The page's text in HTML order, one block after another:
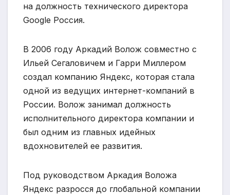
на должность технического директора
Google Россия.
В 2006 году Аркадий Волож совместно с
Ильей Сегаловичем и Гарри Миллером
создал компанию Яндекс, которая стала
одной из ведущих интернет-компаний в
России. Волож занимал должность
исполнительного директора компании и
был одним из главных идейных
вдохновителей ее развития.
Под руководством Аркадия Воложа
Яндекс разросся до глобальной компании